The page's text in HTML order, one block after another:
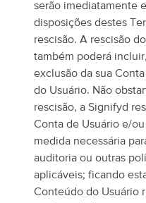
serão imediatamente
disposições destes
rescisão. A rescisão
também poderá
exclusão da sua
do Usuário. Não
rescisão, a Signifyd
Conta de Usuário e/
medida necessária
auditoria ou outras
aplicáveis; ficando
Conteúdo do Usuário